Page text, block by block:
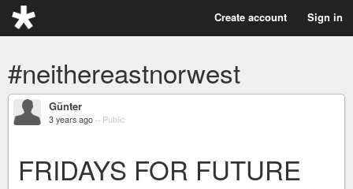
Create account Sign in
#neithereastnorwest
Günter
3 years ago – Public
FRIDAYS FOR FUTURE